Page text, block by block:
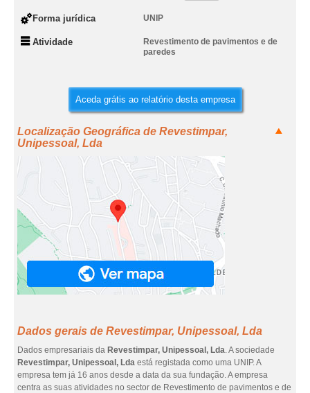
Forma jurídica UNIP
Atividade
Revestimento de pavimentos e de
paredes
Aceda grátis ao relatório desta empresa
Localização Geográfica de Revestimpar,
Unipessoal, Lda
Dados gerais de Revestimpar, Unipessoal, Lda
Dados empresariais da Revestimpar, Unipessoal, Lda. A sociedade
Revestimpar, Unipessoal, Lda está registada como uma UNIP. A
empresa tem já 16 anos desde a data da sua fundação. A empresa
centra as suas atividades no sector de Revestimento de pavimentos e de